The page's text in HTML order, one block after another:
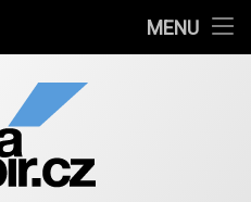
MENU
od 2018